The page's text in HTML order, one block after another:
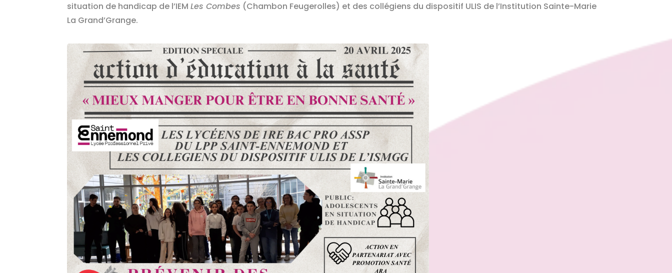
situation de handicap de l’IEMLes Combes (Chambon Feugerolles) et des collégiens du dispositif ULIS de l’Institution Sainte-Marie
La Grand’Grange.